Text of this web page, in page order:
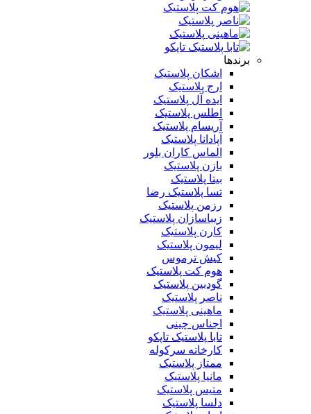
برندها
اشکان پلاستیک
ارج پلاستیک
ایده آل پلاستیک
اطلس پلاستیک
آریسام پلاستیک
آپادانا پلاستیک
الماس کاران بلور
بازن پلاستیک
بیتا پلاستیک
تسا پلاستیک رضا
رزمن پلاستیک
زیباسازان پلاستیک
کارن پلاستیک
لیمون پلاستیک
کیش ترموس
هوم کت پلاستیک
گودبین پلاستیک
ناصر پلاستیک
ماهینی پلاستیک
اجناس چینی
تابا پلاستیک تاپکو
کارخانه سرکوله
ممتاز پلاستیک
مانیا پلاستیک
متیس پلاستیک
دلسا پلاستیک